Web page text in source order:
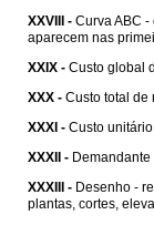
XXVIII - Curva ABC
aparecem nas
XXIX - Custo global
XXX - Custo total de
XXXI - Custo
XXXII -
XXXIII - Desenho -
plantas, cortes,